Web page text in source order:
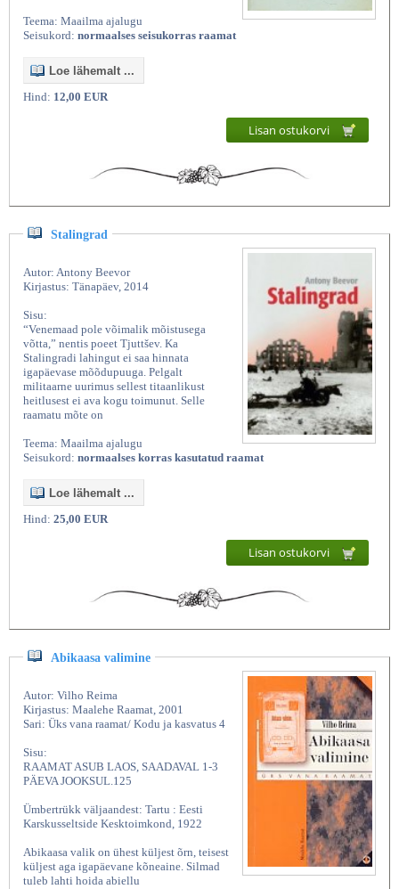
Teema: Maailma ajalugu
Seisukord: normaalses seisukorras raamat
Loe lähemalt ...
Hind: 12,00 EUR
Lisan ostukorvi
Stalingrad
Autor: Antony Beevor
Kirjastus: Tänapäev, 2014
Sisu:
“Venemaad pole võimalik mõistusega
võtta,” nentis poeet Tjuttšev. Ka
Stalingradi lahingut ei saa hinnata
igapäevase mõõdupuuga. Pelgalt
militaarne uurimus sellest titaanlikust
heitlusest ei ava kogu toimunut. Selle
raamatu mõte on
Teema: Maailma ajalugu
Seisukord: normaalses korras kasutatud raamat
Loe lähemalt ...
Hind: 25,00 EUR
Lisan ostukorvi
Abikaasa valimine
Autor: Vilho Reima
Kirjastus: Maalehe Raamat, 2001
Sari: Üks vana raamat/ Kodu ja kasvatus 4
Sisu:
RAAMAT ASUB LAOS, SAADAVAL 1-3
PÄEVA JOOKSUL.125
Ümbertrükk väljaandest: Tartu : Eesti
Karskusseltside Kesktoimkond, 1922
Abikaasa valik on ühest küljest õrn, teisest
küljest aga igapäevane kõneaine. Silmad
tuleb lahti hoida abiellu